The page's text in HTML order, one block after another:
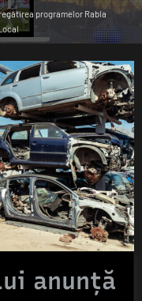
programelor Rabla
anunţă